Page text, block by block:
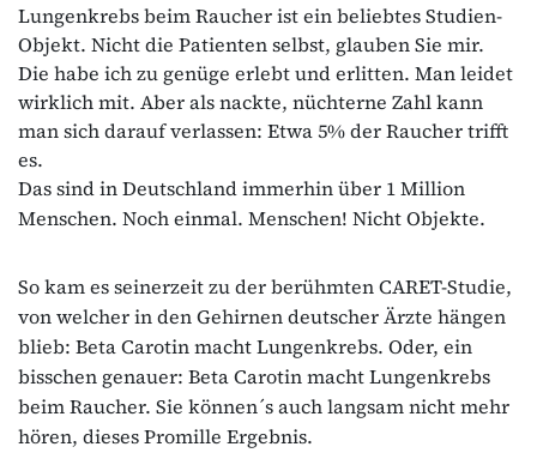
Lungenkrebs beim Raucher ist ein beliebtes Studien-
Objekt. Nicht die Patienten selbst, glauben Sie mir.
Die habe ich zu genüge erlebt und erlitten. Man leidet
wirklich mit. Aber als nackte, nüchterne Zahl kann
man sich darauf verlassen: Etwa 5% der Raucher trifft
es.
Das sind in Deutschland immerhin über 1 Million
Menschen. Noch einmal. Menschen! Nicht Objekte.
So kam es seinerzeit zu der berühmten CARET-Studie,
von welcher in den Gehirnen deutscher Ärzte hängen
blieb: Beta Carotin macht Lungenkrebs. Oder, ein
bisschen genauer: Beta Carotin macht Lungenkrebs
beim Raucher. Sie können´s auch langsam nicht mehr
hören, dieses Promille Ergebnis.